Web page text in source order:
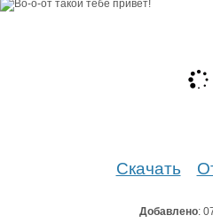
Скачать
Добавлено: